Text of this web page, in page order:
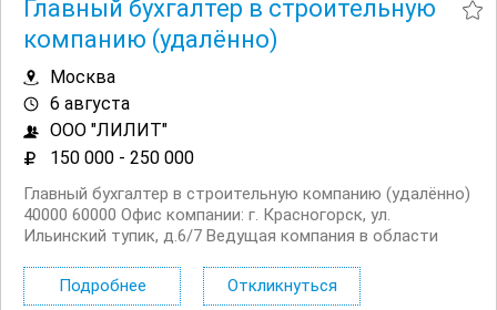
Главный бухгалтер в строительную
компанию (удалённо)
Москва
6 августа
ООО "ЛИЛИТ"
150 000 - 250 000
Главный бухгалтер в строительную компанию (удалённо)
40000 60000 Офис компании: г. Красногорск, ул.
Ильинский тупик, д.6/7 Ведущая компания в области
приглашает вас стать частью профессиональной
команды! Мы занимаемся реализацией масштабных...
Подробнее Откликнуться